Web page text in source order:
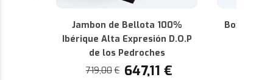
Jambon de Bellota 100%
Ibérique Alta Expresión D.O.P
de los Pedroches
719,00 € 647,11 €
Box